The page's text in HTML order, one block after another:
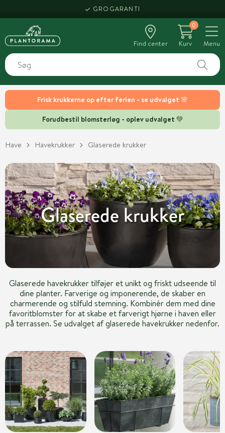
Frisk krukkerne op efter ferien - se udvalget 🌸
Forudbestil blomsterløg - oplev udvalget 💚
HENT SAMME DAG
Find center
0
Kurv
Menu
Have Havekrukker Glaserede krukker
Glaserede krukker
Glaserede havekrukker tilføjer et unikt og friskt udseende til
dine planter. Farverige og imponerende, de skaber en
charmerende og stilfuld stemning. Kombinér dem med dine
favoritblomster for at skabe et farverigt hjørne i haven eller
på terrassen. Se udvalget af glaserede havekrukker nedenfor.